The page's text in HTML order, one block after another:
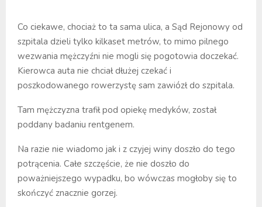
Co ciekawe, chociaż to ta sama ulica, a Sąd Rejonowy od
szpitala dzieli tylko kilkaset metrów, to mimo pilnego
wezwania mężczyźni nie mogli się pogotowia doczekać.
Kierowca auta nie chciał dłużej czekać i
poszkodowanego rowerzystę sam zawiózł do szpitala.
Tam mężczyzna trafił pod opiekę medyków, został
poddany badaniu rentgenem.
Na razie nie wiadomo jak i z czyjej winy doszło do tego
potrącenia. Całe szczęście, że nie doszło do
poważniejszego wypadku, bo wówczas mogłoby się to
skończyć znacznie gorzej.